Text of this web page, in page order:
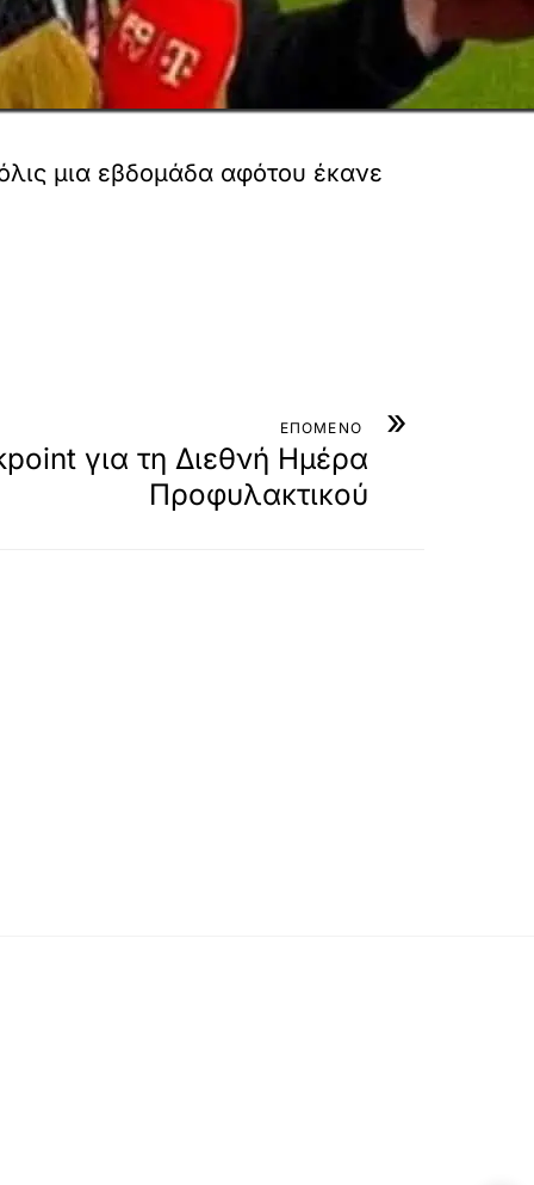
μια εβδομάδα αφότου έκανε
από το χρήστη Carla Antonelli (@carla.antonelli)
»
ΕΠΟΜΕΝΟ
για τη Διεθνή Ημέρα
Προφυλακτικού